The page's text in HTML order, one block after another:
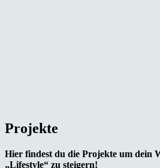
Projekte
Hier findest du die Projekte um dein
„Lifestyle“ zu steigern!